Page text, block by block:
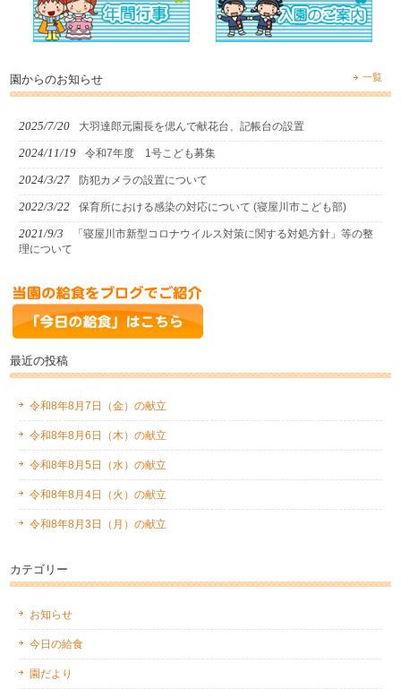
園からのお知らせ 一覧
2025/7/20 大羽達郎元園長を偲んで献花台、記帳台の設置
2024/11/19 令和7年度 1号こども募集
2024/3/27 防犯カメラの設置について
2022/3/22 保育所における感染の対応について (寝屋川市こども部)
2021/9/3
「寝屋川市新型コロナウイルス対策に関する対処方針」等の整
理について
最近の投稿
令和8年8月7日（金）の献立
令和8年8月6日（木）の献立
令和8年8月5日（水）の献立
令和8年8月4日（火）の献立
令和8年8月3日（月）の献立
カテゴリー
お知らせ
今日の給食
園だより